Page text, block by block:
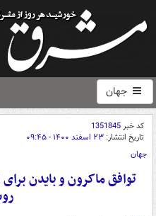
جهان
کد خبر1351845
تاریخ انتشار: ۲۳ اسفند ۱۴۰۰ - ۰۹:۴۵
جهان
توافق ماکرون و بایدن